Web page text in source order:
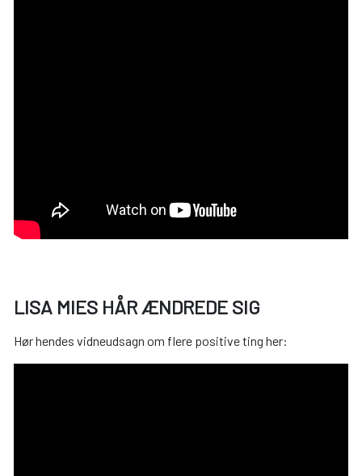
LISA MIES HÅR ÆNDREDE SIG
Hør hendes vidneudsagn om flere positive ting her: